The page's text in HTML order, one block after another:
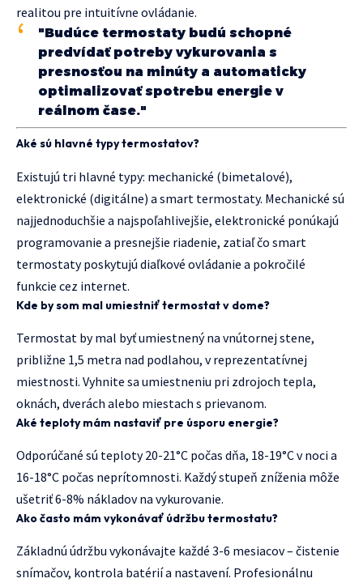
realitou pre intuitívne ovládanie.
"Budúce termostaty budú schopné
predvídať potreby vykurovania s
presnosťou na minúty a automaticky
optimalizovať spotrebu energie v
reálnom čase."
Aké sú hlavné typy termostatov?
Existujú tri hlavné typy: mechanické (bimetalové),
elektronické (digitálne) a smart termostaty. Mechanické sú
najjednoduchšie a najspoľahlivejšie, elektronické ponúkajú
programovanie a presnejšie riadenie, zatiaľ čo smart
termostaty poskytujú diaľkové ovládanie a pokročilé
funkcie cez internet.
Kde by som mal umiestniť termostat v dome?
Termostat by mal byť umiestnený na vnútornej stene,
približne 1,5 metra nad podlahou, v reprezentatívnej
miestnosti. Vyhnite sa umiestneniu pri zdrojoch tepla,
oknách, dverách alebo miestach s prievanom.
Aké teploty mám nastaviť pre úsporu energie?
Odporúčané sú teploty 20-21°C počas dňa, 18-19°C v noci a
16-18°C počas neprítomnosti. Každý stupeň zníženia môže
ušetriť 6-8% nákladov na vykurovanie.
Ako často mám vykonávať údržbu termostatu?
Základnú údržbu vykonávajte každé 3-6 mesiacov – čistenie
snímačov, kontrola batérií a nastavení. Profesionálnu